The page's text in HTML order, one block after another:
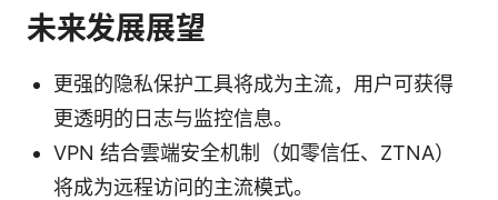
未来发展展望
更强的隐私保护工具将成为主流，用户可获得
更透明的日志与监控信息。
VPN 结合雲端安全机制（如零信任、ZTNA）
将成为远程访问的主流模式。